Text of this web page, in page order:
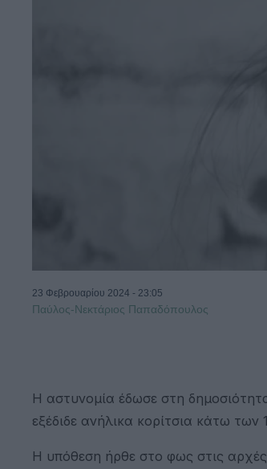
23 Φεβρουαρίου 2024 - 23:05
Παύλος-Νεκτάριος Παπαδόπουλος
Η αστυνομία έδωσε στη
εξέδιδε ανήλικα κορίτσια κάτω των
Η υπόθεση ήρθε στο φως στις